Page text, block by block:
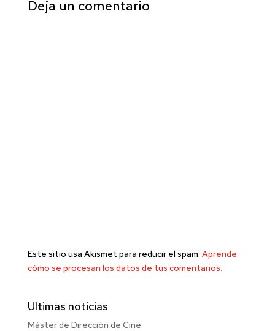
Deja un comentario
Este sitio usa Akismet para reducir el spam. Aprende
cómo se procesan los datos de tus comentarios.
Ultimas noticias
Máster de Dirección de Cine